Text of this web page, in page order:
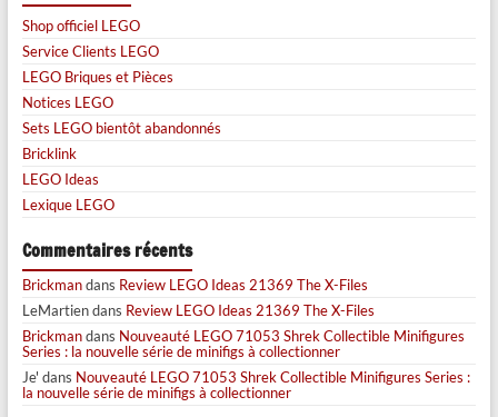
Shop officiel LEGO
Service Clients LEGO
LEGO Briques et Pièces
Notices LEGO
Sets LEGO bientôt abandonnés
Bricklink
LEGO Ideas
Lexique LEGO
Commentaires récents
Brickmandans Review LEGO Ideas 21369 The X-Files
LeMartiendans Review LEGO Ideas 21369 The X-Files
Brickmandans Nouveauté LEGO 71053 Shrek Collectible Minifigures
Series : la nouvelle série de minifigs à collectionner
Je' dans Nouveauté LEGO 71053 Shrek Collectible Minifigures Series :
la nouvelle série de minifigs à collectionner